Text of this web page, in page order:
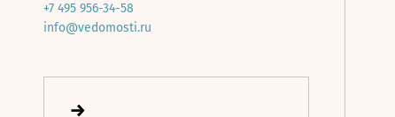
+7 495 956-34-58
info@vedomosti.ru